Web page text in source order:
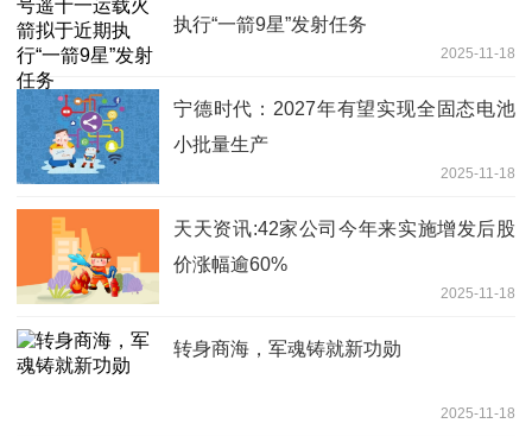
执行“一箭9星”发射任务
2025-11-18
宁德时代：2027年有望实现全固态电池
小批量生产
2025-11-18
天天资讯:42家公司今年来实施增发后股
价涨幅逾60%
2025-11-18
转身商海，军魂铸就新功勋
2025-11-18